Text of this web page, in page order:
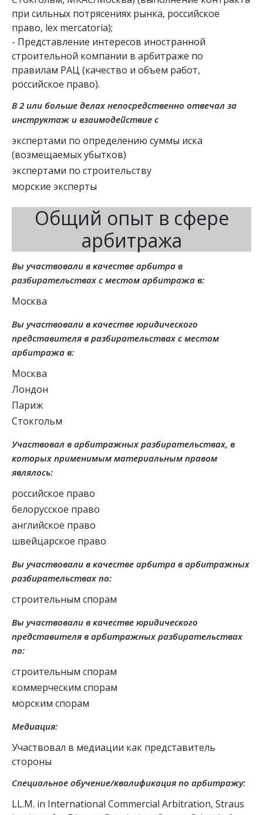
при сильных потрясениях рынка, российское
право, lex mercatoria);
- Представление интересов иностранной
строительной компании в арбитраже по
правилам РАЦ (качество и объем работ,
российское право).
В 2 или больше делах непосредственно отвечал за
инструктаж и взаимодействие с
экспертами по определению суммы иска
(возмещаемых убытков)
экспертами по строительству
морские эксперты
Общий опыт в сфере
арбитража
Вы участвовали в качестве арбитра в
разбирательствах с местом арбитража в:
Москва
Вы участвовали в качестве юридического
представителя в разбирательствах с местом
арбитража в:
Москва
Лондон
Париж
Стокгольм
Участвовал в арбитражных разбирательствах, в
которых применимым материальным правом
являлось:
российское право
белорусское право
английское право
швейцарское право
Вы участвовали в качестве арбитра в арбитражных
разбирательствах по:
строительным спорам
Вы участвовали в качестве юридического
представителя в арбитражных разбирательствах
по:
строительным спорам
коммерческим спорам
морским спорам
Медиация:
Участвовал в медиации как представитель
стороны
Специальное обучение/квалификация по арбитражу:
LL.M. in International Commercial Arbitration, Straus